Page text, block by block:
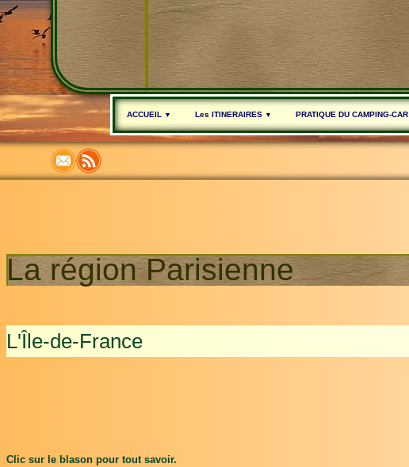
ACCUEIL ▼ Les ITINERAIRES ▼ PRATIQUE DU CAMPING-CAR
La région Parisienne
L'Île-de-France
Clic sur le blason pour tout savoir.